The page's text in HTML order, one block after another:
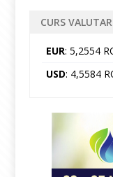
CURS VALUTAR
EUR: 5,2554
USD: 4,5584